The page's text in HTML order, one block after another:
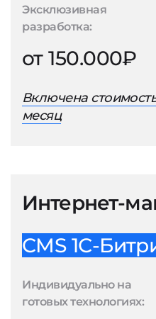
Эксклюзивная
разработка:
от 150.000₽
Включена
месяц
Интернет-
CMS 1С-
Индивидуально на
готовых технологиях: